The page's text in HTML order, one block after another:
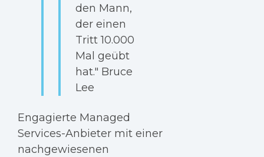
den Mann,
der einen
Tritt 10.000
Mal geübt
hat." Bruce
Lee
Engagierte Managed
Services-Anbieter mit einer
nachgewiesenen